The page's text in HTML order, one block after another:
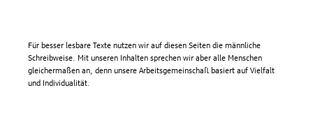
Für besser lesbare Texte nutzen wir auf diesen Seiten die männliche
Schreibweise. Mit unseren Inhalten sprechen wir aber alle Menschen
gleichermaßen an, denn unsere Arbeitsgemeinschaft basiert auf Vielfalt
und Individualität.